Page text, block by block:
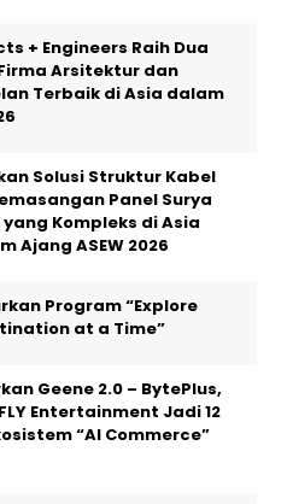
+ Engineers Raih Dua
Arsitektur dan
Terbaik di Asia dalam
Solusi Struktur Kabel
Panel Surya
Kompleks di Asia
Ajang ASEW 2026
Program “Explore
at a Time”
Geene 2.0 – BytePlus,
Entertainment Jadi 12
“AI Commerce”